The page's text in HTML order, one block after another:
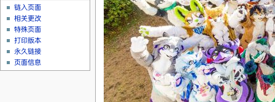
链入页面
相关更改
特殊页面
打印版本
永久链接
页面信息